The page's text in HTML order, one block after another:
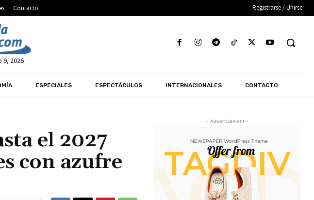
Contacto Registrarse / Unirse
9, 2026
ESPECIALES ESPECTÁCULOS INTERNACIONALES CONTACTO
el 2027
con azufre
- Advertisement -